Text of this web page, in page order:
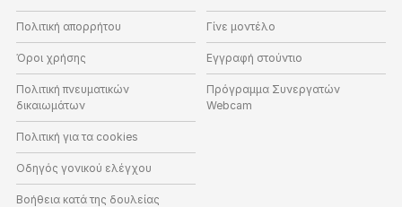
Πολιτική απορρήτου
Όροι χρήσης
Πολιτική πνευματικών
δικαιωμάτων
Πολιτική για τα cookies
Οδηγός γονικού ελέγχου
Βοήθεια κατά της δουλείας
Γίνε μοντέλο
Εγγραφή στούντιο
Πρόγραμμα Συνεργατών
Webcam